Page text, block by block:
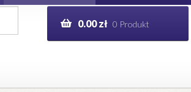
0.00zł 0 Produkt